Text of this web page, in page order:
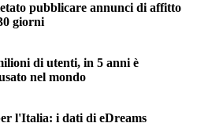
pubblicare annunci di affitto
giorni
di utenti, in 5 anni è
nel mondo
l'Italia: i dati di eDreams